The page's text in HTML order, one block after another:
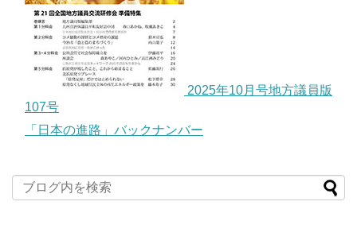
2025年10月号地方議員版
107号
「日本の進路」バックナンバー